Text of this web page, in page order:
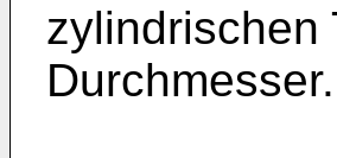
zylindrischen
Durchmesser.